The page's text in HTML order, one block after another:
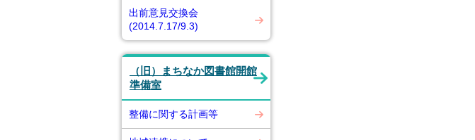
出前意見交換会
(2014.7.17/9.3)
（旧）まちなか図書館開館
準備室
整備に関する計画等